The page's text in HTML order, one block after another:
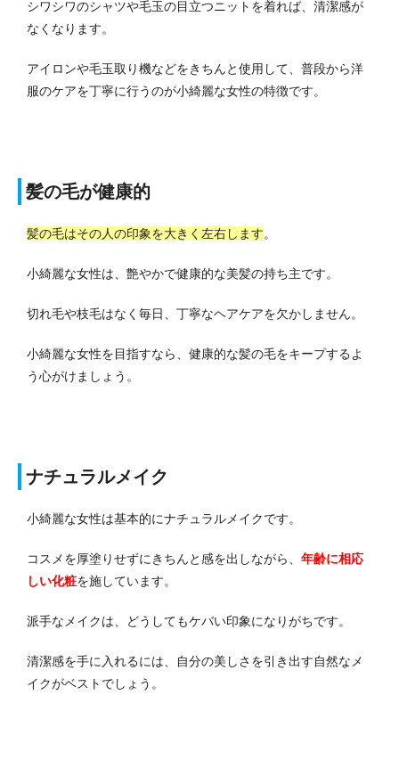
シワシワのシャツや毛玉の目立つニットを着れば、清潔感が
なくなります。
アイロンや毛玉取り機などをきちんと使用して、普段から洋
服のケアを丁寧に行うのが小綺麗な女性の特徴です。
髪の毛が健康的
髪の毛はその人の印象を大きく左右します。
小綺麗な女性は、艶やかで健康的な美髪の持ち主です。
切れ毛や枝毛はなく毎日、丁寧なヘアケアを欠かしません。
小綺麗な女性を目指すなら、健康的な髪の毛をキープするよ
う心がけましょう。
ナチュラルメイク
小綺麗な女性は基本的にナチュラルメイクです。
コスメを厚塗りせずにきちんと感を出しながら、 年齢に相応
しい化粧を施しています。
派手なメイクは、どうしてもケバい印象になりがちです。
清潔感を手に入れるには、自分の美しさを引き出す自然なメ
イクがベストでしょう。